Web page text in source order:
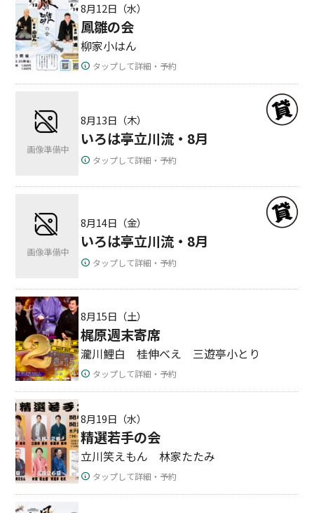
8月12日（水）
鳳雛の会
柳家小はん
タップして詳細・予約
8月13日（木）
いろは亭立川流・8月
タップして詳細・予約
8月14日（金）
いろは亭立川流・8月
タップして詳細・予約
8月15日（土）
梶原週末寄席
瀧川鯉白 桂伸べえ 三遊亭小とり
タップして詳細・予約
8月19日（水）
精選若手の会
立川笑えもん 林家たたみ
タップして詳細・予約